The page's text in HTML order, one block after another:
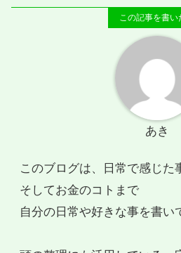
あき
このブログは、日常で感じた
そしてお金のコトまで
自分の日常や好きな事を書い